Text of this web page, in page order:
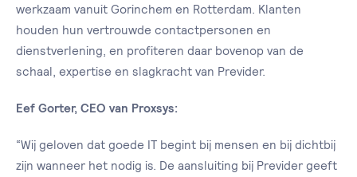
werkzaam vanuit Gorinchem en Rotterdam. Klanten
houden hun vertrouwde contactpersonen en
dienstverlening, en profiteren daar bovenop van de
schaal, expertise en slagkracht van Previder.
Eef Gorter, CEO van Proxsys:
“Wij geloven dat goede IT begint bij mensen en bij dichtbij
zijn wanneer het nodig is. De aansluiting bij Previder geeft